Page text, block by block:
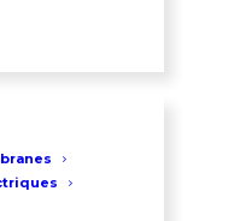
h
: jusqu’à